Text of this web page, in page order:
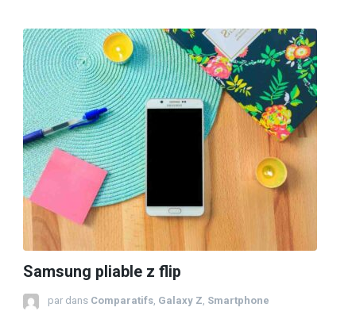
Samsung pliable z flip
par dans Comparatifs, Galaxy Z, Smartphone